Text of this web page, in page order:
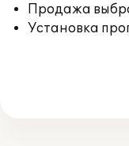
Продажа
Установка